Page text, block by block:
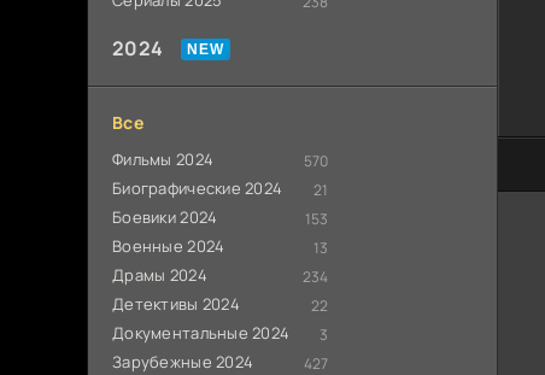
2024
Все
Фильмы 2024 570
Биографические 2024 21
Боевики 2024 153
Военные 2024 13
Драмы 2024 234
Детективы 2024 22
Документальные 2024 3
Зарубежные 2024 427